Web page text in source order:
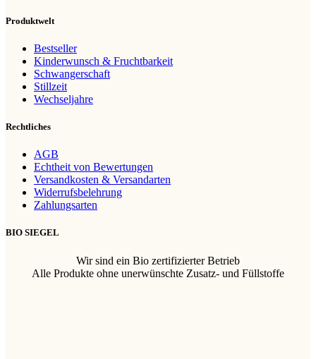
Produktwelt
Bestseller
Kinderwunsch & Fruchtbarkeit
Schwangerschaft
Stillzeit
Wechseljahre
Rechtliches
AGB
Echtheit von Bewertungen
Versandkosten & Versandarten
Widerrufsbelehrung
Zahlungsarten
BIO SIEGEL
Wir sind ein Bio zertifizierter Betrieb
Alle Produkte ohne unerwünschte Zusatz- und Füllstoffe